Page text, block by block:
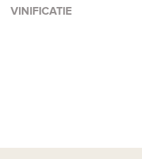
VINIFICATIE